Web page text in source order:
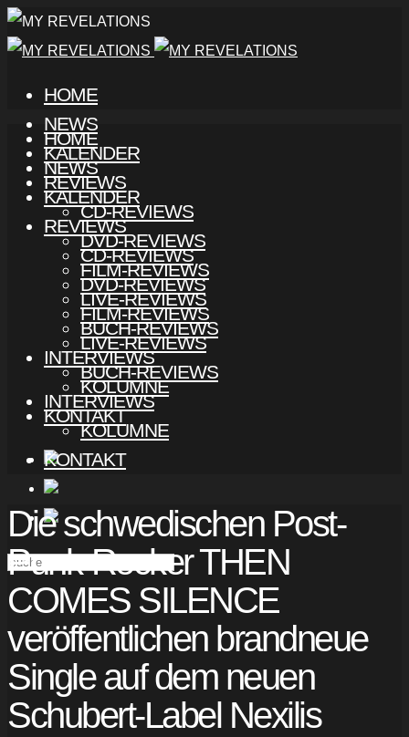
HOME
NEWS
KALENDER
REVIEWS
CD-REVIEWS
DVD-REVIEWS
FILM-REVIEWS
LIVE-REVIEWS
BUCH-REVIEWS
INTERVIEWS
KOLUMNE
KONTAKT
HOME
NEWS
KALENDER
REVIEWS
CD-REVIEWS
DVD-REVIEWS
FILM-REVIEWS
LIVE-REVIEWS
BUCH-REVIEWS
INTERVIEWS
KOLUMNE
KONTAKT
Die schwedischen Post-
Punk-Rocker THEN
COMES SILENCE
veröffentlichen brandneue
Single auf dem neuen
Schubert-Label Nexilis